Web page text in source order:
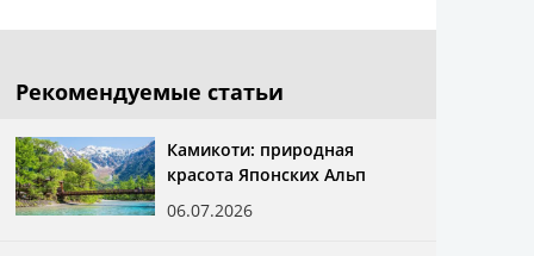
العربية
Рекомендуемые статьи
Камикоти: природная
красота Японских Альп
06.07.2026